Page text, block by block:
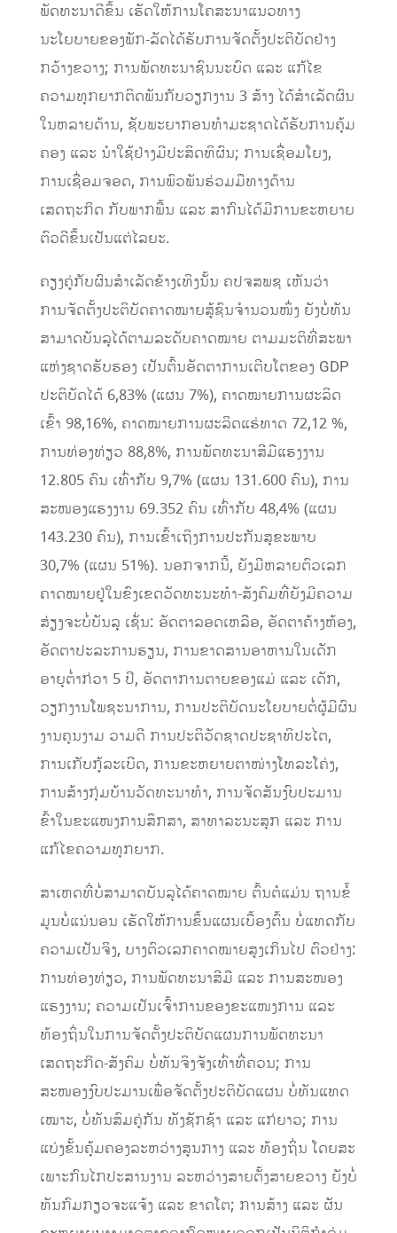
ພັດທະນາ​ດີ​ຂຶ້ນ ​ເຮັດ​ໃຫ້​ການໂຄສະນາແນວທາງ
ນະໂຍບາຍຂອງພັກ-ລັດໄດ້​ຮັບ​ການຈັດ​ຕັ້ງ​ປະຕິບັດຢ່າງ​
ກວ້າງຂວາງ; ການພັດທະນາ​ຊົນນະບົດ ​ແລະ ​ແກ້​ໄຂ​
ຄວາມທຸກ​ຍາກຕິດ​ພັນ​ກັບວຽກງານ 3 ສ້າງ ໄດ້ສຳເລັດຜົນ
ໃນຫລາຍດ້ານ, ຊັບພະຍາກອນ​ທຳ​ມະ​ຊາດໄດ້​ຮັບ​ການ​ຄຸ້ມ​
ຄອງ​ ແລະ ນຳ​ໃຊ້​ຢ່າງ​ມີປະສິດທິ​ຜົນ; ການເຊື່ອມໂຍງ,
ການ​ເຊື່ອມ​ຈອດ, ການພົວພັນຮ່ວມມືທາງດ້ານ
ເສດຖະກິດ ກັບພາກພື້ນ ແລະ ສາກົນໄດ້ມີການຂະຫຍາຍ
ຕົວດີຂຶ້ນເປັນ​ແຕ່​ໄລຍະ.
ຄຽງຄູ່ກັບຜົນສໍາເລັດຂ້າງເທິງນັ້ນ ຄປຈສພຊ ເຫັນວ່າ
ການຈັດຕັ້ງປະຕິບັດຄາດໝາຍສູ້ຊົນຈຳນວນ​ໜຶ່ງ ຍັງບໍ່ທັນ
ສາມາດບັນລຸໄດ້ຕາມລະດັບຄາດໝາຍ ຕາມ​ມະຕິທີ່ສະພາ​
ແຫ່ງ​ຊາດຮັບຮອງ ເປັນຕົ້ນອັດຕາ​ການ​ເຕີບ​ໂຕ​ຂອງ GDP
ປະຕິບັດ​ໄດ້ 6,83% (​ແຜນ 7%), ຄາດໝາຍການຜະລິດ
ເຂົ້າ 98,16%, ຄາດໝາຍ​ການ​ຜະລິດ​ແຮ່​ທາດ 72,12 %,
ການ​ທ່ອງ​ທ່ຽວ 88,8%, ການ​ພັດທະນາ​ສີ​ມື​ແຮງ​ງານ
12.805 ຄົນ ​ເທົ່າກັບ 9,7% (​ແຜນ 131.600 ຄົນ), ການ​
ສະໜອງ​ແຮງ​ງານ​ 69.352 ຄົນ ​ເທົ່າ​ກັບ 48,4% (​ແຜນ
143.230 ຄົນ), ການ​ເຂົ້າ​ເຖິງ​ການ​ປະກັນ​ສຸຂະພາບ​
30,7% (​ແຜນ 51%). ນອກຈາກ​ນີ້, ຍັງ​ມີ​ຫລາຍ​ຕົວ​ເລກ​
ຄາດໝາຍ​ຢູ່​ໃນ​ຂົງ​ເຂດ​ວັດທະນະທຳ-​ສັງຄົມທີ່​ຍັງ​ມີ​ຄວາມ​
ສ່ຽງຈະບໍ່​​ບັນລຸ ເຊັ່ນ: ອັດຕາລອດເຫລືອ, ອັດຕາຄ້າງຫ້ອງ,
ອັດຕາປະລະການຮຽນ, ການຂາດສານອາຫານໃນເດັກ
ອາຍຸຕໍ່າກ່ວາ 5 ປີ, ອັດຕາການຕາຍຂອງແມ່ ແລະ ເດັກ,
ວຽກງານໂພຊະນາການ, ການປະຕິບັດນະໂຍບາຍຕໍ່ຜູ້ມີຜົນ
ງານຄຸນງາມ ວາມດີ ການປະຕິວັດຊາດປະຊາທິປະໄຕ,
ການເກັບກູ້ລະເບີດ, ການຂະຫຍາຍຕາໜ່າງໂທລະ​ໂຄ່ງ,
ການ​ສ້າງ​ກຸ່ມ​ບ້ານ​ວັດທະນາ​ທຳ, ການຈັດສັນງົບປະມານ
ຂົ້າໃນຂະແໜງການສຶກສາ, ສາທາລະນະສຸກ ​ແລະ ການ​
ແກ້​ໄຂ​ຄວາມທຸກ​ຍາກ.
ສາເຫດທີ່​ບໍ່​ສາມາດ​ບັນລຸ​ໄດ້​ຄາດໝາຍ​ ຕົ້ນຕໍແມ່ນ ຖານ​ຂໍ້​
ມູນ​ບໍ່​ແນ່ນອນ ​ເຮັດ​ໃຫ້ການ​ຂຶ້ນ​ແຜນ​ເບື້ອງ​ຕົ້ນ ບໍ່​​​ແທດ​ກັບ​
ຄວາມ​ເປັນ​ຈິງ, ບາ​ງຕົວ​ເລກ​ຄາດໝາຍ​ສູງ​​ເກິ​ນ​ໄປ ​ຕົວຢ່າງ:
ການ​​​ທ່ອງ​ທ່ຽວ, ການ​ພັດທະນາ​ສີມື ​​ແລະ ການ​ສະໜອງ​
ແຮງ​ງານ; ຄວາມເປັນເຈົ້າການຂອງຂະແໜງການ ແລະ
ທ້ອງຖິ່ນໃນການຈັດຕັ້ງປະຕິບັດແຜນການພັດທະນາ
ເສດຖະກິດ-ສັງຄົມ ບໍ່ທັນຈິງ​ຈັງເທົ່າທີ່ຄວນ; ການ​
ສະໜອງ​ງົບປະມານເພື່ອ​ຈັດ​ຕັ້ງ​ປະຕິບັດ​ແຜນ ບໍ່​ທັນ​​ແທດ​
ເໝາະ, ບໍ່​ທັນສົມ​ຄູ່​ກັນ ທັງຊັກ​ຊ້າ ​ແລະ ​ແກ່ຍາວ; ການ
ແບ່ງຂັ້ນຄຸ້ມຄອງລະຫວ່າງສູນ​ກາງ ​ແລະ ທ້ອງ​ຖິ່ນ ​ໂດຍ​ສະ​
ເພາະກົນໄກປະສານງານ ລະຫວ່າງສາຍຕັ້ງສາຍຂວາງ ຍັງບໍ່
ທັນກົມກຽວຈະແຈ້ງ ແລະ ຂາດໂຕ; ການສ້າງ ແລະ ຜັນ